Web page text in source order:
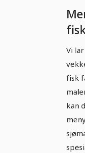
-
Vi
fisk
kan